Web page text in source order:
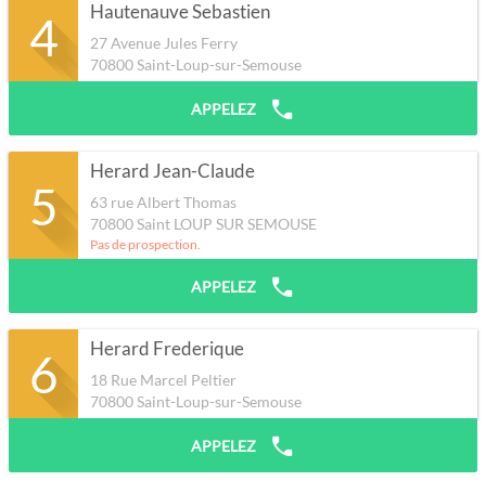
4 Hautenauve Sebastien
27 Avenue Jules Ferry
70800Saint-Loup-sur-Semouse
APPELEZ
5
Herard Jean-Claude
63 rue Albert Thomas
70800Saint LOUP SUR SEMOUSE
Pas de prospection.
APPELEZ
6 Herard Frederique
18 Rue Marcel Peltier
70800Saint-Loup-sur-Semouse
APPELEZ